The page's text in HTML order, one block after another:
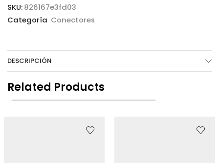
SKU:826167e3fd03
Categoría Conectores
DESCRIPCIÓN
Related Products